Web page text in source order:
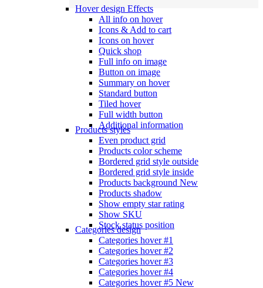
Hover design Effects
All info on hover
Icons & Add to cart
Icons on hover
Quick shop
Full info on image
Button on image
Summary on hover
Standard button
Tiled hover
Full width button
Additional information
Products styles
Even product grid
Products color scheme
Bordered grid style outside
Bordered grid style inside
Products background New
Products shadow
Show empty star rating
Show SKU
Stock status position
Categories design
Categories hover #1
Categories hover #2
Categories hover #3
Categories hover #4
Categories hover #5 New